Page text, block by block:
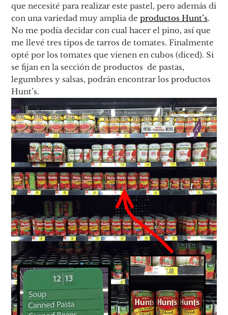
que necesité para realizar este pastel, pero además di
con una variedad muy amplia deproductos Hunt’s.
No me podía decidar con cual hacer el pino, así que
me llevé tres tipos de tarros de tomates. Finalmente
opté por los tomates que vienen en cubos (diced). Si
se fijan en la sección de productos de pastas,
legumbres y salsas, podrán encontrar los productos
Hunt’s.